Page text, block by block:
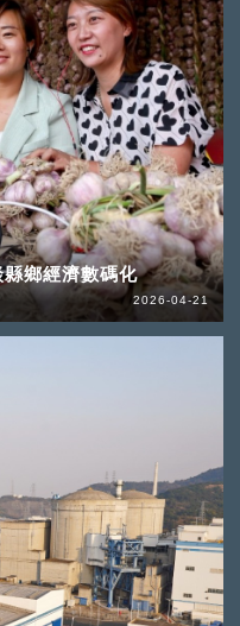
鄉經濟數碼化
2026-04-21